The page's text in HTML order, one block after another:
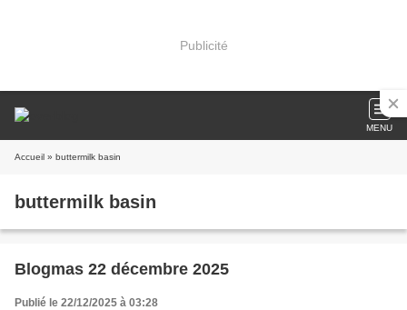
Publicité
MENU
Accueil » buttermilk basin
buttermilk basin
Blogmas 22 décembre 2025
Publié le 22/12/2025 à 03:28